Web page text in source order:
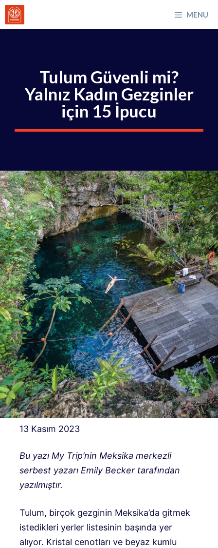
İçeriğe
atla
MENU
Tulum Güvenli mi?
Yalnız Kadın Gezginler
için 15 İpucu
13 Kasım 2023
Bu yazı My Trip’nin Meksika merkezli
serbest yazarı Emily Becker tarafından
yazılmıştır.
Tulum, birçok gezginin Meksika’da gitmek
istedikleri yerler listesinin başında yer
alıyor. Kristal cenotları ve beyaz kumlu